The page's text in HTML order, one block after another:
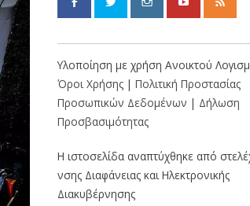
Υλοποίηση με χρήση Ανοικτού
Όροι Χρήσης |Πολιτική Προστασίας
Προσωπικών Δεδομένων | Δήλωση
Προσβασιμότητας
Η ιστοσελίδα αναπτύχθηκε από
νσης Διαφάνειας και Ηλεκτρονικής
Διακυβέρνησης